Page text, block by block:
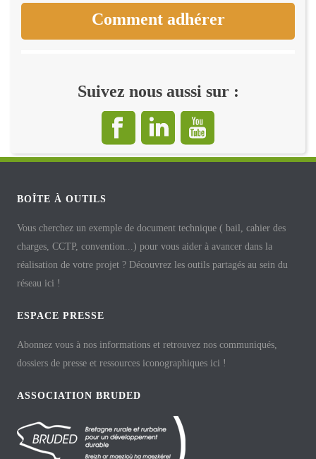
Comment adhérer
Suivez nous aussi sur :
BOÎTE À OUTILS
Vous cherchez un exemple de document technique ( bail, cahier des
charges, CCTP, convention...) pour vous aider à avancer dans la
réalisation de votre projet ? Découvrez les outils partagés au sein du
réseau ici !
ESPACE PRESSE
Abonnez vous à nos informations et retrouvez nos communiqués,
dossiers de presse et ressources iconographiques ici !
ASSOCIATION BRUDED